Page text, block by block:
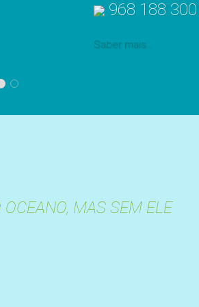
24 horas
Atendimento Social
968 188 300
Saber mais...
MAS SEM ELE